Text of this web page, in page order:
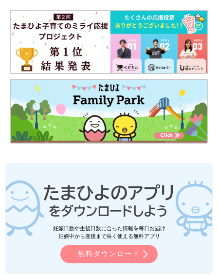
「オムツや食事などすべて2倍なので、いつもネットスーパーや
生協を利用していたが、買えなくなった。実店舗で購入し、持っ
て帰らなくてはならない。 近くの薬局ではオムツの取り扱いも
無くなり、日々の使用分を購入するのも大変」
「たまに面倒見てくれる母に感染リスクで来てもらえず、ワンオ
ペになり苦痛」
「双子というだけで、預けるのも2枠空いてないとダメ、金額は2
倍ということで、簡単に預けることを考えられません」
――――
して、全国のママ達に送りました。
「箱詰めや発送は、もちろん全て手作業です。江崎グリコさんか
ら寄付してもらった液体ミルク4万8000本を発送し終えた時は、
さすがにみんなヘロヘロに（笑）。でも、粉ミルクを調乳がいら
ない液体ミルクに変えることで、ママたちがちょっとでも休むこ
とができれば、少しでも気持ちが穏やかになってもらえたらと思
います」（中原さん）
妊娠日数や生後日数に合った情報を毎日お届け
妊娠中から産後まで長く使える無料アプリ
無料ダウンロード